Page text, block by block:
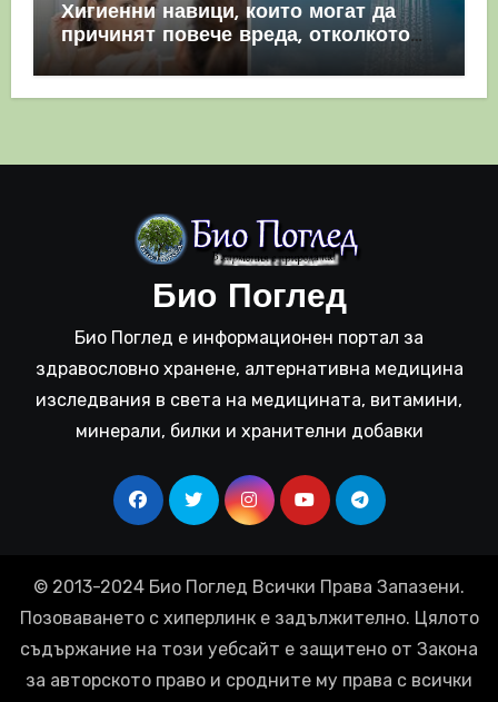
Хигиенни навици, които могат да
причинят повече вреда, отколкото
полза
Био Поглед
Био Поглед е информационен портал за
здравословно хранене, алтернативна медицина
изследвания в света на медицината, витамини,
минерали, билки и хранителни добавки
© 2013-2024 Био Поглед Всички Права Запазени.
Позоваването с хиперлинк е задължително. Цялото
съдържание на този уебсайт е защитено от Закона
за авторското право и сродните му права с всички